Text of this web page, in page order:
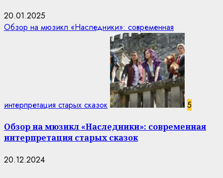
20.01.2025
Обзор на мюзикл «Наследники»: современная
интерпретация старых сказок 5
Обзор на мюзикл «Наследники»: современная
интерпретация старых сказок
20.12.2024